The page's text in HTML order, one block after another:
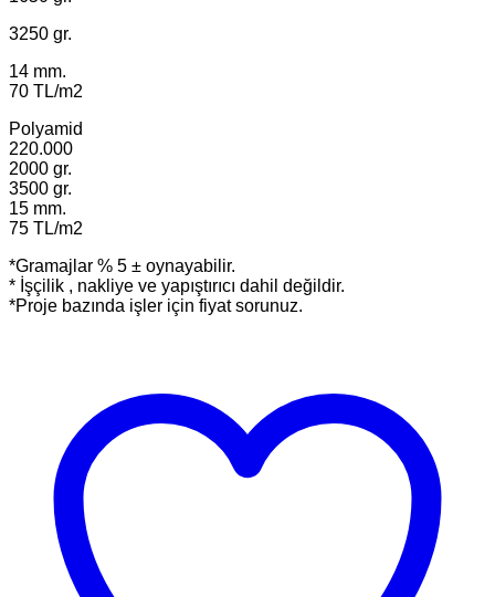
3250 gr.
14 mm.
70 TL/m2
Polyamid
220.000
2000 gr.
3500 gr.
15 mm.
75 TL/m2
*Gramajlar % 5 ± oynayabilir.
* İşçilik , nakliye ve yapıştırıcı dahil değildir.
*Proje bazında işler için fiyat sorunuz.